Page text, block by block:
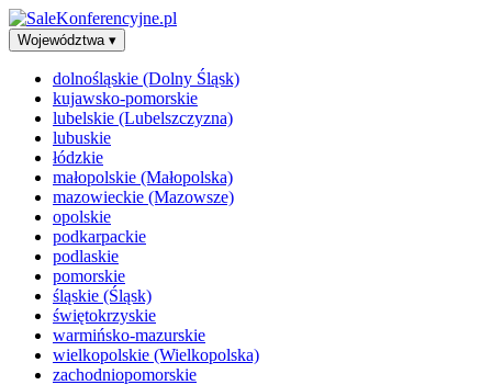
Województwa ▾
dolnośląskie (Dolny Śląsk)
kujawsko-pomorskie
lubelskie (Lubelszczyzna)
lubuskie
łódzkie
małopolskie (Małopolska)
mazowieckie (Mazowsze)
opolskie
podkarpackie
podlaskie
pomorskie
śląskie (Śląsk)
świętokrzyskie
warmińsko-mazurskie
wielkopolskie (Wielkopolska)
zachodniopomorskie